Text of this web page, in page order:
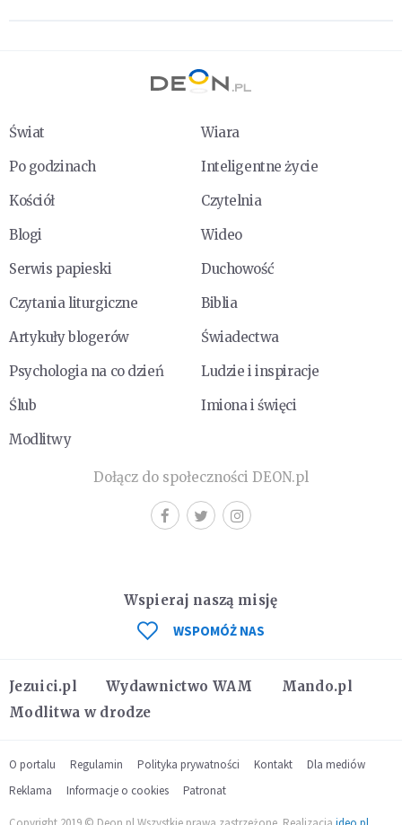
Świat
Wiara
Po godzinach
Inteligentne życie
Kościół
Czytelnia
Blogi
Wideo
Serwis papieski
Duchowość
Czytania liturgiczne
Biblia
Artykuły blogerów
Świadectwa
Psychologia na co dzień
Ludzie i inspiracje
Ślub
Imiona i święci
Modlitwy
Dołącz do społeczności DEON.pl
Jezuici.pl Wydawnictwo WAM
Mando.pl
Modlitwa w drodze
Wspieraj naszą misję
WSPOMÓŻ NAS
O portalu Regulamin Polityka prywatności Kontakt
Dla mediów
Reklama
Informacje o cookies Patronat